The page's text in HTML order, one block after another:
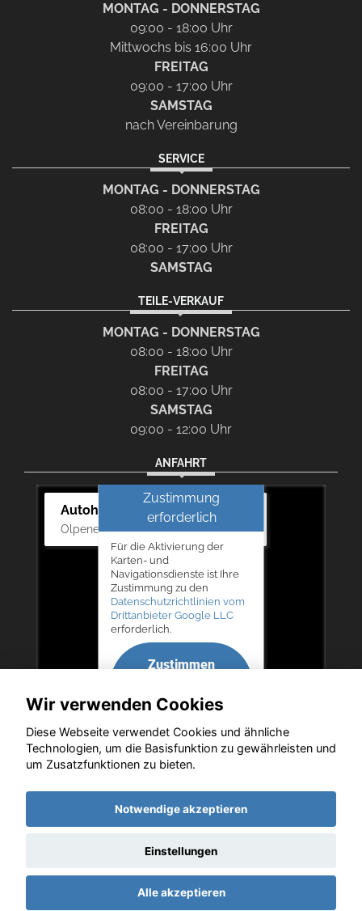
MONTAG - DONNERSTAG
09:00 - 18:00 Uhr
Mittwochs bis 16:00 Uhr
FREITAG
09:00 - 17:00 Uhr
SAMSTAG
nach Vereinbarung
SERVICE
MONTAG - DONNERSTAG
08:00 - 18:00 Uhr
FREITAG
08:00 - 17:00 Uhr
SAMSTAG
TEILE-VERKAUF
MONTAG - DONNERSTAG
08:00 - 18:00 Uhr
FREITAG
08:00 - 17:00 Uhr
SAMSTAG
09:00 - 12:00 Uhr
ANFAHRT
Autohaus Bernd Lurz KG
Olpener Str. 31, 51766 Engelskirchen
Zustimmung
erforderlich
Für die Aktivierung der
Karten- und
Navigationsdienste ist Ihre
Zustimmung zu den
Datenschutzrichtlinien vom
Drittanbieter Google LLC
erforderlich.
Zustimmen
aktivieren
Copyright © 2026. Autohaus Bernd Lurz KG
Datenschutz Impressum AGB
Wir verwenden Cookies
Diese Webseite verwendet Cookies und ähnliche
Technologien, um die Basisfunktion zu gewährleisten und
um Zusatzfunktionen zu bieten.
Notwendige akzeptieren
Einstellungen
Alle akzeptieren